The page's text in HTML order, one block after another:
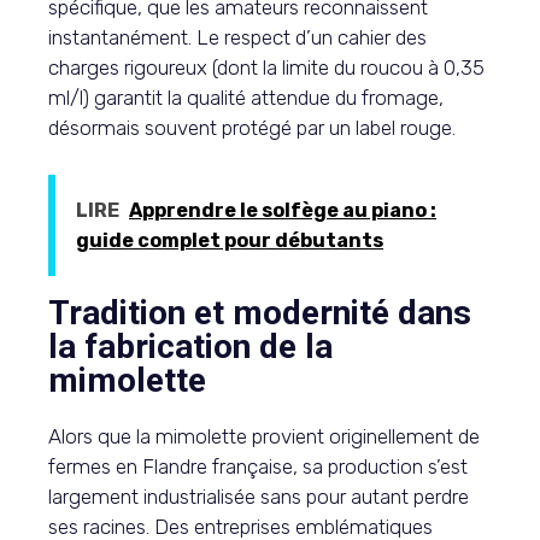
spécifique, que les amateurs reconnaissent
instantanément. Le respect d’un cahier des
charges rigoureux (dont la limite du roucou à 0,35
ml/l) garantit la qualité attendue du fromage,
désormais souvent protégé par un label rouge.
LIRE Apprendre le solfège au piano :
guide complet pour débutants
Tradition et modernité dans
la fabrication de la
mimolette
Alors que la mimolette provient originellement de
fermes en Flandre française, sa production s’est
largement industrialisée sans pour autant perdre
ses racines. Des entreprises emblématiques